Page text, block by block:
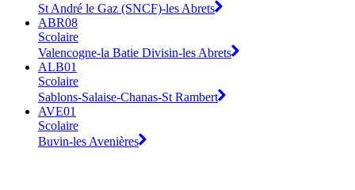
St André le Gaz (SNCF)-les Abrets
ABR08
Scolaire
Valencogne-la Batie Divisin-les Abrets
ALB01
Scolaire
Sablons-Salaise-Chanas-St Rambert
AVE01
Scolaire
Buvin-les Avenières